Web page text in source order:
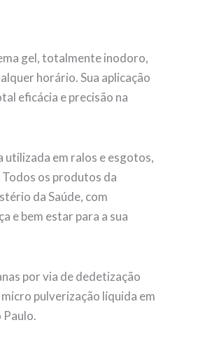
gel, totalmente inodoro,
horário. Sua aplicação
eficácia e precisão na
em ralos e esgotos,
os produtos da
da Saúde, com
e bem estar para a sua
por via de dedetização
pulverização líquida em
Paulo.